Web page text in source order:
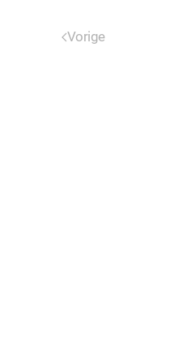
Vorige